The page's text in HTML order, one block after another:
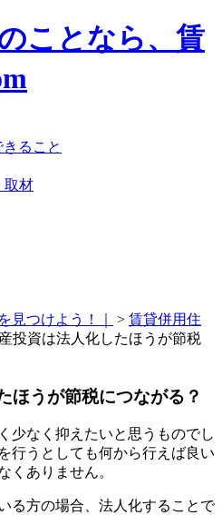
ことなら、賃
ること
取材
見つけよう！｜ > 賃貸併用住
投資は法人化したほうが節税
ほうが節税につながる？
少なく抑えたいと思うものでし
行うとしても何から行えば良い
くありません。
る方の場合、法人化することで